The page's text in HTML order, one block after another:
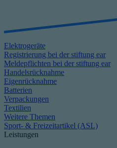
Elektrogeräte
Registrierung bei der stiftung ear
Meldepflichten bei der stiftung ear
Handelsrücknahme
Eigenrücknahme
Batterien
Verpackungen
Textilien
Weitere Themen
Sport- & Freizeitartikel (ASL)
Leistungen